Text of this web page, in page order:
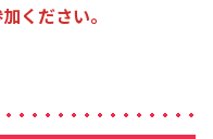
ください。